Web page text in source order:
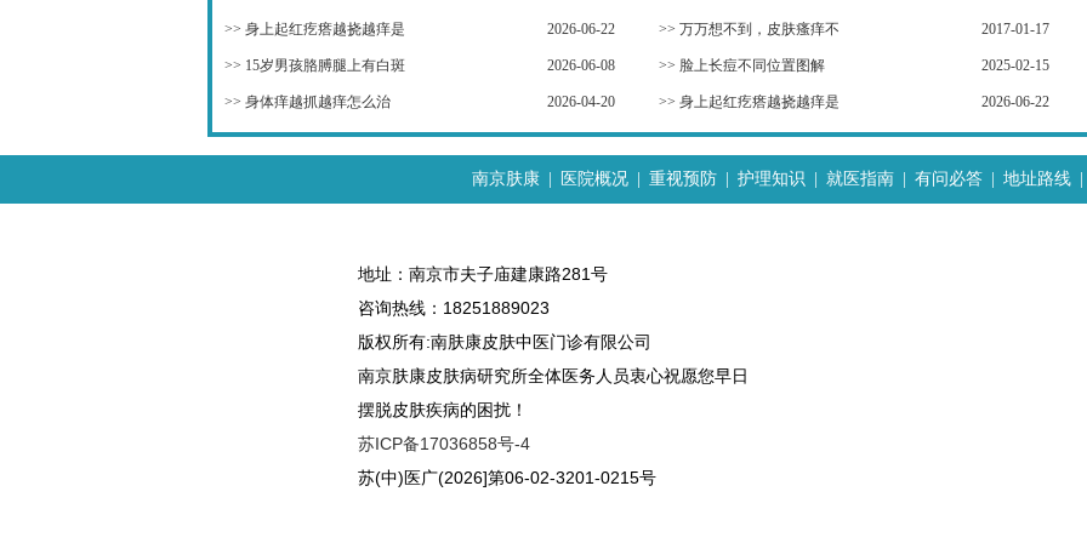
2026-06-22
>> 身上起红疙瘩越挠越痒是
2026-06-08
>> 15岁男孩胳膊腿上有白斑
2026-04-20
>> 身体痒越抓越痒怎么治
2017-01-17
>> 万万想不到，皮肤瘙痒不
2025-02-15
>> 脸上长痘不同位置图解
2026-06-22
>> 身上起红疙瘩越挠越痒是
南京肤康 医院概况 重视预防 护理知识 就医指南 有问必答 地址路线
地址：南京市夫子庙建康路281号
咨询热线：18251889023
版权所有:南肤康皮肤中医门诊有限公司
南京肤康皮肤病研究所全体医务人员衷心祝愿您早日
摆脱皮肤疾病的困扰！
苏ICP备17036858号-4
苏(中)医广(2026]第06-02-3201-0215号